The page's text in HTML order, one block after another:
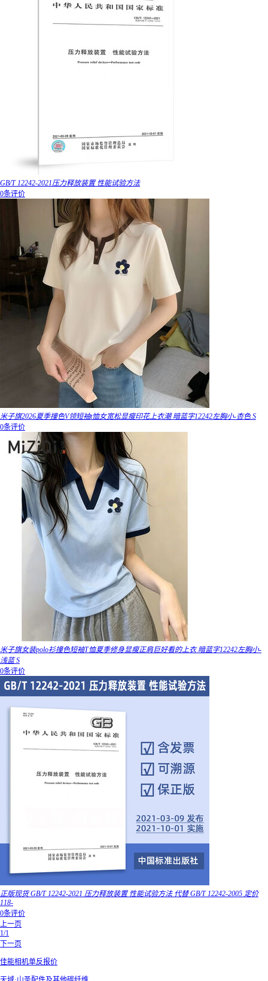
GB/T 12242-2021压力释放装置 性能试验方法
0条评价
米子旗2026夏季撞色V领短袖t恤女宽松显瘦印花上衣潮 暗蓝字12242左胸小-杏色 S
0条评价
米子旗女装polo衫撞色短袖T恤夏季修身显瘦正肩巨好看的上衣 暗蓝字12242左胸小-
浅蓝 S
0条评价
正版现货 GB/T 12242-2021 压力释放装置 性能试验方法 代替 GB/T 12242-2005 定价
118-
0条评价
上一页
1/1
下一页
佳能相机单反报价